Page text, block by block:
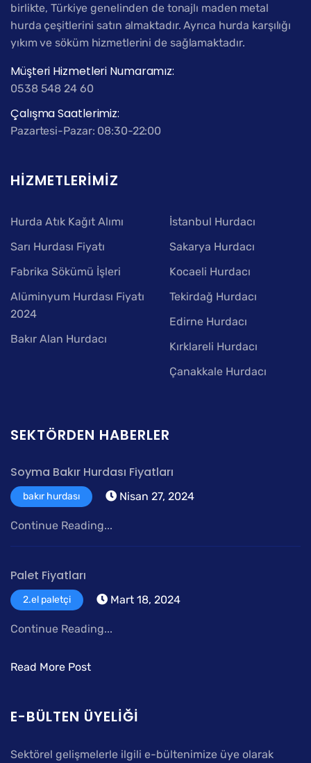
birlikte, Türkiye genelinden de tonajlı maden metal
hurda çeşitlerini satın almaktadır. Ayrıca hurda karşılığı
yıkım ve söküm hizmetlerini de sağlamaktadır.
Müşteri Hizmetleri Numaramız:
0538 548 24 60
Çalışma Saatlerimiz:
Pazartesi-Pazar: 08:30-22:00
HIZMETLERIMIZ
Hurda Atık Kağıt Alımı
Sarı Hurdası Fiyatı
Fabrika Sökümü İşleri
Alüminyum Hurdası Fiyatı
2024
Bakır Alan Hurdacı
İstanbul Hurdacı
Sakarya Hurdacı
Kocaeli Hurdacı
Tekirdağ Hurdacı
Edirne Hurdacı
Kırklareli Hurdacı
Çanakkale Hurdacı
SEKTÖRDEN HABERLER
Soyma Bakır Hurdası Fiyatları
bakır hurdası Nisan 27, 2024
Continue Reading...
Palet Fiyatları
2.el paletçi Mart 18, 2024
Continue Reading...
Read More Post
E-BÜLTEN ÜYELIĞI
Sektörel gelişmelerle ilgili e-bültenimize üye olarak